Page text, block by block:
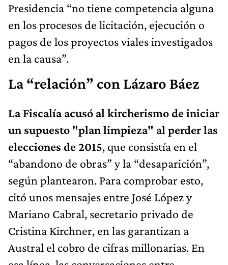
Presidencia “no tiene competencia alguna
en los procesos de licitación, ejecución o
pagos de los proyectos viales investigados
en la causa”.
La “relación” con Lázaro Báez
La Fiscalía acusó al kircherismo de iniciar
un supuesto "plan limpieza" al perder las
elecciones de 2015, que consistía en el
“abandono de obras” y la “desaparición”,
según plantearon. Para comprobar esto,
citó unos mensajes entre José López y
Mariano Cabral, secretario privado de
Cristina Kirchner, en las garantizan a
Austral el cobro de cifras millonarias. En